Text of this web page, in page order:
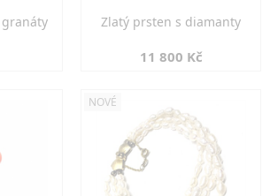
Zlatý prsten s diamanty
11 800 Kč
NOVÉ